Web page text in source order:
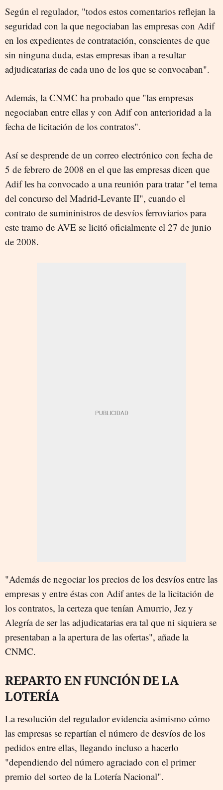
Según el regulador, "todos estos comentarios reflejan la
seguridad con la que negociaban las empresas con Adif
en los expedientes de contratación, conscientes de que
sin ninguna duda, estas empresas iban a resultar
adjudicatarias de cada uno de los que se convocaban".
Además, la CNMC ha probado que "las empresas
negociaban entre ellas y con Adif con anterioridad a la
fecha de licitación de los contratos".
Así se desprende de un correo electrónico con fecha de
5 de febrero de 2008 en el que las empresas dicen que
Adif les ha convocado a una reunión para tratar "el tema
del concurso del Madrid-Levante II", cuando el
contrato de sumininistros de desvíos ferroviarios para
este tramo de AVE se licitó oficialmente el 27 de junio
de 2008.
"Además de negociar los precios de los desvíos entre las
empresas y entre éstas con Adif antes de la licitación de
los contratos, la certeza que tenían Amurrio, Jez y
Alegría de ser las adjudicatarias era tal que ni siquiera se
presentaban a la apertura de las ofertas", añade la
CNMC.
REPARTO EN FUNCIÓN DE LA
LOTERÍA
La resolución del regulador evidencia asimismo cómo
las empresas se repartían el número de desvíos de los
pedidos entre ellas, llegando incluso a hacerlo
"dependiendo del número agraciado con el primer
premio del sorteo de la Lotería Nacional".